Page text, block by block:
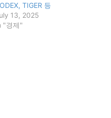
TIGER 등
13, 2025
"경제"